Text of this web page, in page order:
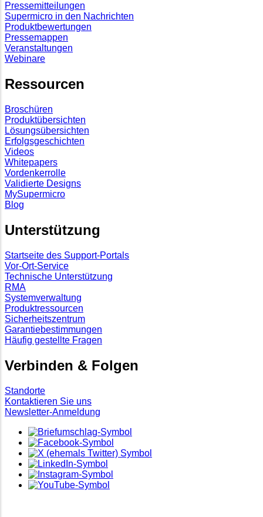
Pressemitteilungen
Supermicro in den Nachrichten
Produktbewertungen
Pressemappen
Veranstaltungen
Webinare
Ressourcen
Broschüren
Produktübersichten
Lösungsübersichten
Erfolgsgeschichten
Videos
Whitepapers
Vordenkerrolle
Validierte Designs
MySupermicro
Blog
Unterstützung
Startseite des Support-Portals
Vor-Ort-Service
Technische Unterstützung
RMA
Systemverwaltung
Produktressourcen
Sicherheitszentrum
Garantiebestimmungen
Häufig gestellte Fragen
Verbinden & Folgen
Standorte
Kontaktieren Sie uns
Newsletter-Anmeldung